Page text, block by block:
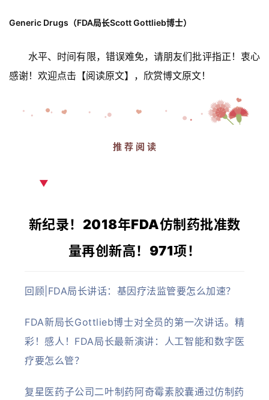
Generic Drugs（FDA局长Scott Gottlieb博士）
水平、时间有限，错误难免，请朋友们批评指正！衷心
感谢！欢迎点击【阅读原文】，欣赏博文原文！
推 荐 阅 读
▼
新纪录！2018年FDA仿制药批准数
量再创新高！971项！
回顾|FDA局长讲话：基因疗法监管要怎么加速？
FDA新局长Gottlieb博士对全员的第一次讲话。精
彩！感人！ FDA局长最新演讲：人工智能和数字医
疗要怎么管？
复星医药子公司二叶制药阿奇霉素胶囊通过仿制药